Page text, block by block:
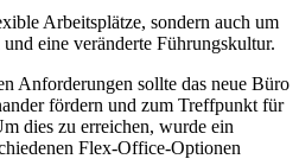
Arbeitsplätze, sondern auch um
eine veränderte Führungskultur.
Anforderungen sollte das neue Büro
fördern und zum Treffpunkt für
dies zu erreichen, wurde ein
Flex-Office-Optionen